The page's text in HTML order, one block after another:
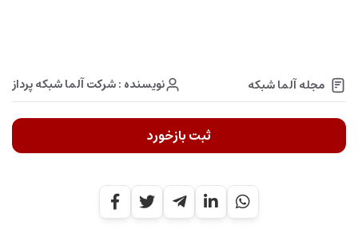
مجله آلما شبکه نویسنده : شرکت آلما شبکه پرداز
ثبت بازخورد